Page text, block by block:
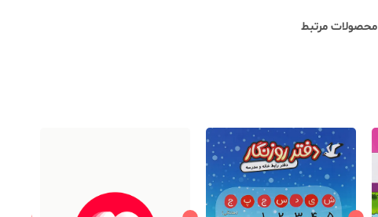
محصولات مرتبط